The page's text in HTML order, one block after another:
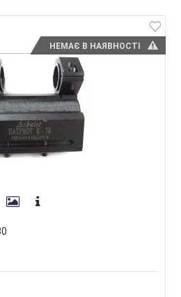
НЕМАЄ В НАЯВНОСТІ